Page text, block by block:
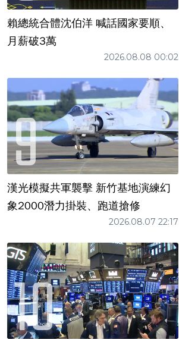
賴總統合體沈伯洋 喊話國家要順、
月薪破3萬
2026.08.08 00:02
漢光模擬共軍襲擊 新竹基地演練幻
象2000潛力掛裝、跑道搶修
2026.08.07 22:17